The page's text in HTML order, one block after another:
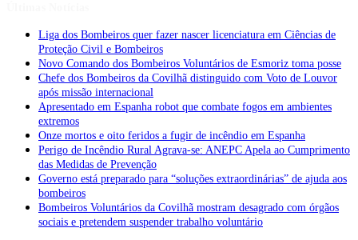
Liga dos Bombeiros quer fazer nascer licenciatura em Ciências de
Proteção Civil e Bombeiros
Novo Comando dos Bombeiros Voluntários de Esmoriz toma posse
Chefe dos Bombeiros da Covilhã distinguido com Voto de Louvor
após missão internacional
Apresentado em Espanha robot que combate fogos em ambientes
extremos
Onze mortos e oito feridos a fugir de incêndio em Espanha
Perigo de Incêndio Rural Agrava-se: ANEPC Apela ao Cumprimento
das Medidas de Prevenção
Governo está preparado para “soluções extraordinárias” de ajuda aos
bombeiros
Bombeiros Voluntários da Covilhã mostram desagrado com órgãos
sociais e pretendem suspender trabalho voluntário